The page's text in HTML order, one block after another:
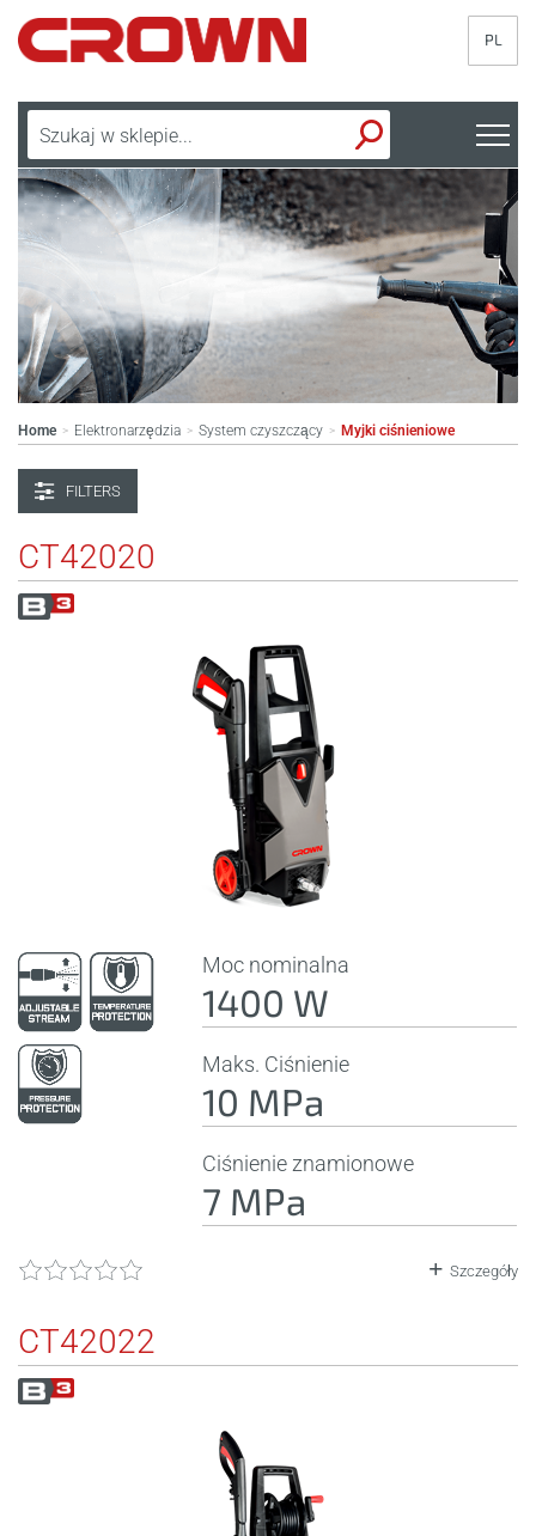
PL
Home > Elektronarzędzia > System czyszczący > Myjki ciśnieniowe
FILTERS
CT42020
Moc nominalna
1400 W
Maks. Ciśnienie
10 MPa
Ciśnienie znamionowe
7 MPa
Szczegóły
CT42022